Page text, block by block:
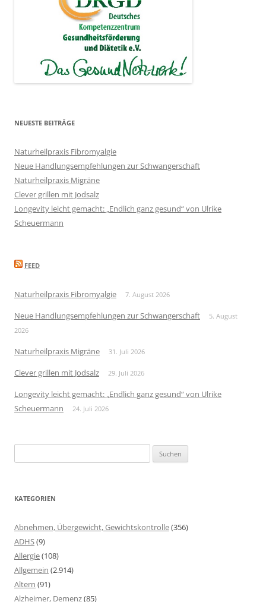
NEUESTE BEITRÄGE
Naturheilpraxis Fibromyalgie
Neue Handlungsempfehlungen zur Schwangerschaft
Naturheilpraxis Migräne
Clever grillen mit Jodsalz
Longevity leicht gemacht: „Endlich ganz gesund“ von Ulrike
Scheuermann
FEED
Naturheilpraxis Fibromyalgie 7. August 2026
Neue Handlungsempfehlungen zur Schwangerschaft
5. August
2026
Naturheilpraxis Migräne 31. Juli 2026
Clever grillen mit Jodsalz 29. Juli 2026
Longevity leicht gemacht: „Endlich ganz gesund“ von Ulrike
Scheuermann
24. Juli 2026
nach:
KATEGORIEN
Abnehmen, Übergewicht, Gewichtskontrolle(356)
ADHS(9)
Allergie(108)
Allgemein (2.914)
Altern (91)
Alzheimer, Demenz(85)